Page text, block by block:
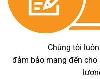
Chúng tôi
đảm bảo mang đến